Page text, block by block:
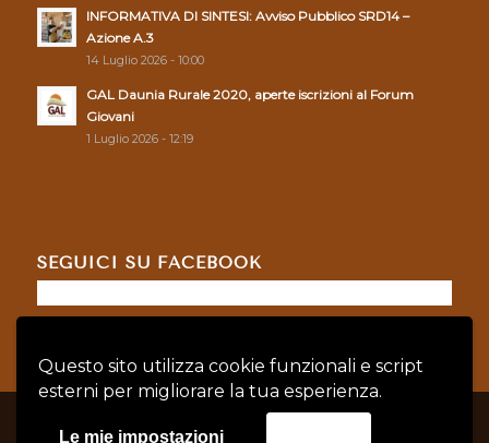
Questo sito utilizza cookie funzionali e script
esterni per migliorare la tua esperienza.
Le mie impostazioni
INFORMATIVA DI SINTESI: Avviso Pubblico SRD14 –
Azione A.3
14 Luglio 2026 - 10:00
GAL Daunia Rurale 2020, aperte iscrizioni al Forum
Giovani
1 Luglio 2026 - 12:19
SEGUICI SU FACEBOOK